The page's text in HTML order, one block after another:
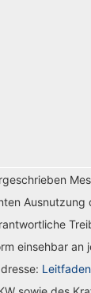
einsehbar an